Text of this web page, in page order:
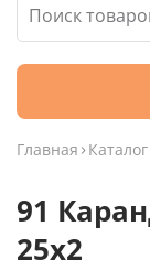
Главная Каталог
91
25х2